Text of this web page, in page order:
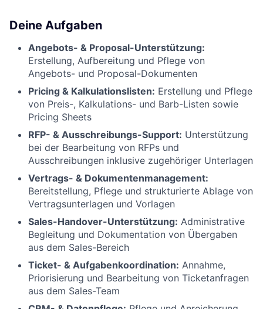
Deine Aufgaben
Angebots- & Proposal-Unterstützung:
Erstellung, Aufbereitung und Pflege von
Angebots- und Proposal-Dokumenten
Pricing & Kalkulationslisten: Erstellung und Pflege
von Preis-, Kalkulations- und Barb-Listen sowie
Pricing Sheets
RFP- & Ausschreibungs-Support: Unterstützung
bei der Bearbeitung von RFPs und
Ausschreibungen inklusive zugehöriger Unterlagen
Vertrags- & Dokumentenmanagement:
Bereitstellung, Pflege und strukturierte Ablage von
Vertragsunterlagen und Vorlagen
Sales-Handover-Unterstützung: Administrative
Begleitung und Dokumentation von Übergaben
aus dem Sales-Bereich
Ticket- & Aufgabenkoordination: Annahme,
Priorisierung und Bearbeitung von Ticketanfragen
aus dem Sales-Team